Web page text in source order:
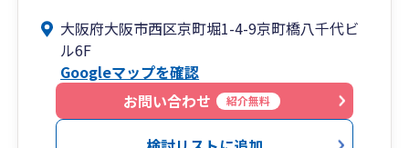
税金は人々の生活の上で切り離せないものです
が、税制改正など目まぐるしい変化についていく
のが大変だという方も多いのではないでしょう
弊所は、難しいことをできるだけわかり易く皆様
にご説明することを心掛けております。
大阪府大阪市西区京町堀1-4-9京町橋八千代ビ
ル6F
Googleマップを確認
お問い合わせ
紹介無料